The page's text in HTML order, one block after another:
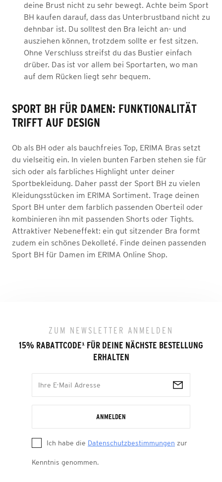
deine Brust nicht zu sehr bewegt. Achte beim Sport
BH kaufen darauf, dass das Unterbrustband nicht zu
dehnbar ist. Du solltest den Bra leicht an- und
ausziehen können, trotzdem sollte er fest sitzen.
Ohne Verschluss streifst du das Bustier einfach
drüber. Das ist vor allem bei Sportarten, wo man
auf dem Rücken liegt sehr bequem.
SPORT BH FÜR DAMEN: FUNKTIONALITÄT
TRIFFT AUF DESIGN
Ob als BH oder als bauchfreies Top, ERIMA Bras setzt
du vielseitig ein. In vielen bunten Farben stehen sie für
sich oder als farbliches Highlight unter deiner
Sportbekleidung. Daher passt der Sport BH zu vielen
Kleidungsstücken im ERIMA Sortiment. Trage deinen
Sport BH unter dem farblich passenden Oberteil oder
kombinieren ihn mit passenden Shorts oder Tights.
Attraktiver Nebeneffekt: ein gut sitzender Bra formt
zudem ein schönes Dekolleté. Finde deinen passenden
Sport BH für Damen im ERIMA Online Shop.
ZUM NEWSLETTER ANMELDEN
15% RABATTCODE¹ FÜR DEINE NÄCHSTE BESTELLUNG
ERHALTEN
ANMELDEN
Ich habe die Datenschutzbestimmungen zur
Kenntnis genommen.